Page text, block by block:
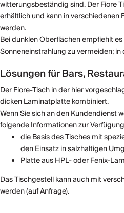
witterungsbeständig sind. Der Fiore
erhältlich und kann in
werden.
Bei dunklen Oberflächen empfiehlt
Sonneneinstrahlung zu vermeiden;
Lösungen für Bars,
Der Fiore-Tisch in der hier
dicken Laminatplatte kombiniert.
Wenn Sie sich an den Kundendienst
folgende Informationen zur
die Basis des Tisches mit
den Einsatz in salzhaltigen
Platte aus HPL- oder Fenix-
Das Tischgestell kann auch mit
werden (auf Anfrage).